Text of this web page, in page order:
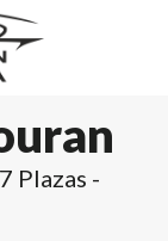
Plazas -